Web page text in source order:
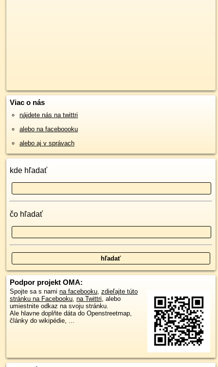
Viac o nás
nájdete nás na twittri
alebo na faceboooku
alebo aj v správach
kde hľadať
čo hľadať
Podpor projekt OMA:
Spojte sa s nami na facebooku, zdieľajte túto
stránku na Facebooku, na Twittri, alebo
umiestnite odkaz na svoju stránku.
Ale hlavne doplňte dáta do Openstreetmap,
články do wikipédie, ...